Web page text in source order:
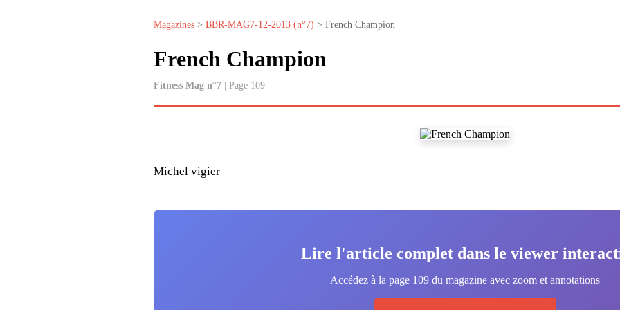
Magazines > BBR-MAG7-12-2013 (n°7) > French Champion
French Champion
Fitness Mag n°7 | Page 109
Michel vigier
Lire l'article complet dans le viewer
Accédez à la page 109 du magazine avec zoom et annotations